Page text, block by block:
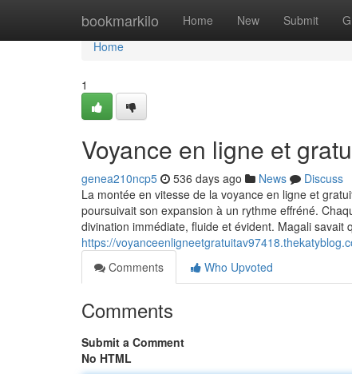
bookmarkilo Home New Submit
Home
Home
1
Voyance en ligne et
genea210ncp5 536 days ago News
Discuss
La montée en vitesse de la voyance en ligne et
poursuivait son expansion à un rythme effréné.
divination immédiate, fluide et évident. Magali savait
https://
Comments
Who Upvoted
Comments
Submit a Comment
No HTML